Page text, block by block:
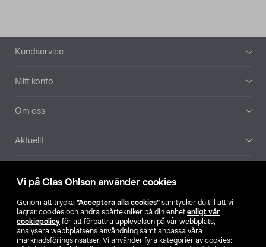
Vi på Clas Ohlson använder cookies
Genom att trycka ”Acceptera alla cookies” samtycker du till att vi
lagrar cookies och andra spårtekniker på din enhet enligt vår
cookiepolicy för att förbättra upplevelsen på vår webbplats,
analysera webbplatsens användning samt anpassa våra
marknadsföringsinsatser. Vi använder fyra kategorier av cookies:
Sidfot
Kundservice
Mitt konto
Om oss
Aktuellt
Hitta butik
SE NO FI